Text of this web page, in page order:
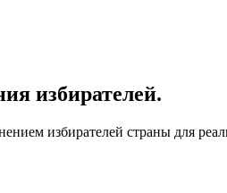
избирателей.
избирателей страны для